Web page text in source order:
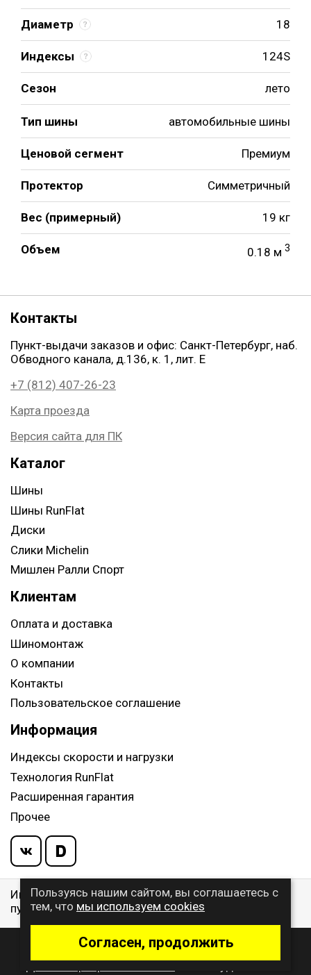
Диаметр 18
Индексы 124S
Сезон лето
Тип шины автомобильные шины
Ценовой сегмент Премиум
Протектор Симметричный
Вес (примерный) 19 кг
Объем 0.18 м 3
Контакты
Пункт-выдачи заказов и офис: Санкт-Петербург, наб.
Обводного канала, д.136, к. 1, лит. Е
+7 (812) 407-26-23
Карта проезда
Версия сайта для ПК
Каталог
Шины
Шины RunFlat
Диски
Слики Michelin
Мишлен Ралли Спорт
Клиентам
Оплата и доставка
Шиномонтаж
О компании
Контакты
Пользовательское соглашение
Информация
Индексы скорости и нагрузки
Технология RunFlat
Расширенная гарантия
Прочее
Информация указанная на сайте, не является
публичной офертой, определяемой ст. 437 ГК РФ
© 2009 - 2026 Buywheel.ru
Пользуясь нашим сайтом, вы соглашаетесь с
тем, что мы используем cookies
Согласен, продолжить